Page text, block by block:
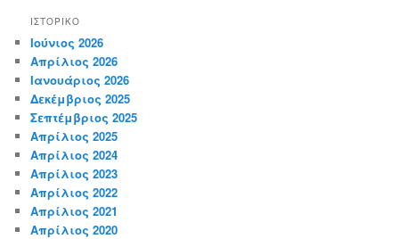
ΙΣΤΟΡΙΚΌ
Ιούνιος 2026
Απρίλιος 2026
Ιανουάριος 2026
Δεκέμβριος 2025
Σεπτέμβριος 2025
Απρίλιος 2025
Απρίλιος 2024
Απρίλιος 2023
Απρίλιος 2022
Απρίλιος 2021
Απρίλιος 2020